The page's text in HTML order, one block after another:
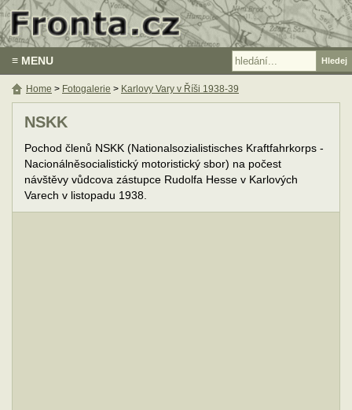
≡ MENU
NSKK
Pochod členů NSKK (Nationalsozialistisches Kraftfahrkorps -
Nacionálněsocialistický motoristický sbor) na počest
návštěvy vůdcova zástupce Rudolfa Hesse v Karlových
Varech v listopadu 1938.
Home > Fotogalerie > Karlovy Vary v Říši 1938-39